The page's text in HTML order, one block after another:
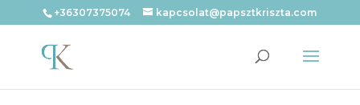
+36307375074 kapcsolat@papsztkriszta.com